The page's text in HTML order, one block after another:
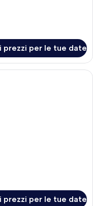
prezzi per le tue date
d'albergo con
prezzi per le tue date